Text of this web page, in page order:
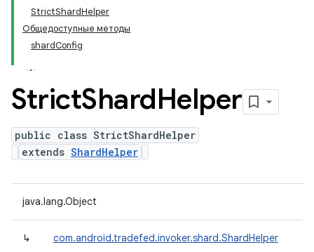
StrictShardHelper
Общедоступные методы
shardConfig
StrictShardHelper
public class StrictShardHelper
extends ShardHelper
java.lang.Object
↳ com.android.tradefed.invoker.shard.ShardHelper